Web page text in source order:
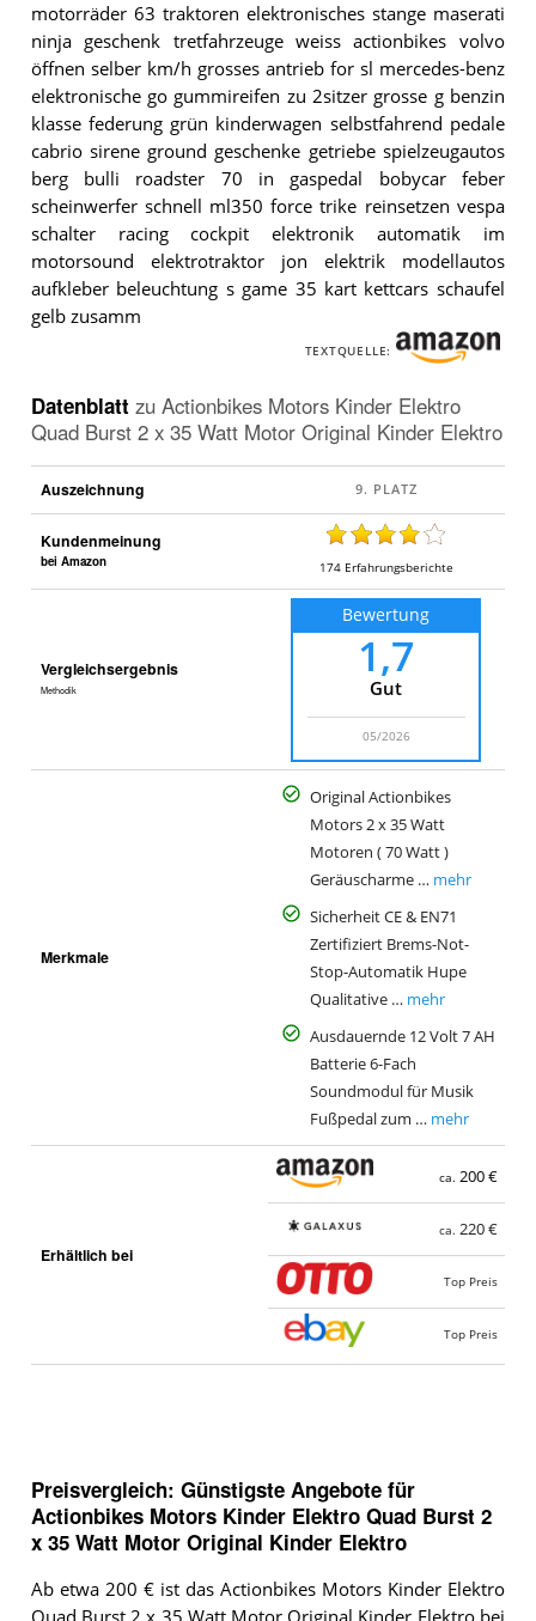
motorräder 63 traktoren elektronisches stange maserati
ninja geschenk tretfahrzeuge weiss actionbikes volvo
öffnen selber km/h grosses antrieb for sl mercedes-benz
elektronische go gummireifen zu 2sitzer grosse g benzin
klasse federung grün kinderwagen selbstfahrend pedale
cabrio sirene ground geschenke getriebe spielzeugautos
berg bulli roadster 70 in gaspedal bobycar feber
scheinwerfer schnell ml350 force trike reinsetzen vespa
schalter racing cockpit elektronik automatik im
motorsound elektrotraktor jon elektrik modellautos
aufkleber beleuchtung s game 35 kart kettcars schaufel
gelb zusamm
TEXTQUELLE:
Datenblatt zu Actionbikes Motors Kinder Elektro
Quad Burst 2 x 35 Watt Motor Original Kinder Elektro
Auszeichnung
Kundenmeinung
bei Amazon 174 Erfahrungsberichte
Vergleichsergebnis
Methodik
Bewertung
1,7
Gut
05/2026
Merkmale
Original Actionbikes
Motors 2 x 35 Watt
Motoren ( 70 Watt )
Geräuscharme … mehr
Sicherheit CE & EN71
Zertifiziert Brems-Not-
Stop-Automatik Hupe
Qualitative … mehr
Ausdauernde 12 Volt 7 AH
Batterie 6-Fach
Soundmodul für Musik
Fußpedal zum … mehr
Erhältlich bei
ca. 200 €
ca. 220 €
Top Preis
Top Preis
Preisvergleich: Günstigste Angebote für
Actionbikes Motors Kinder Elektro Quad Burst 2
x 35 Watt Motor Original Kinder Elektro
Ab etwa 200 € ist das Actionbikes Motors Kinder Elektro